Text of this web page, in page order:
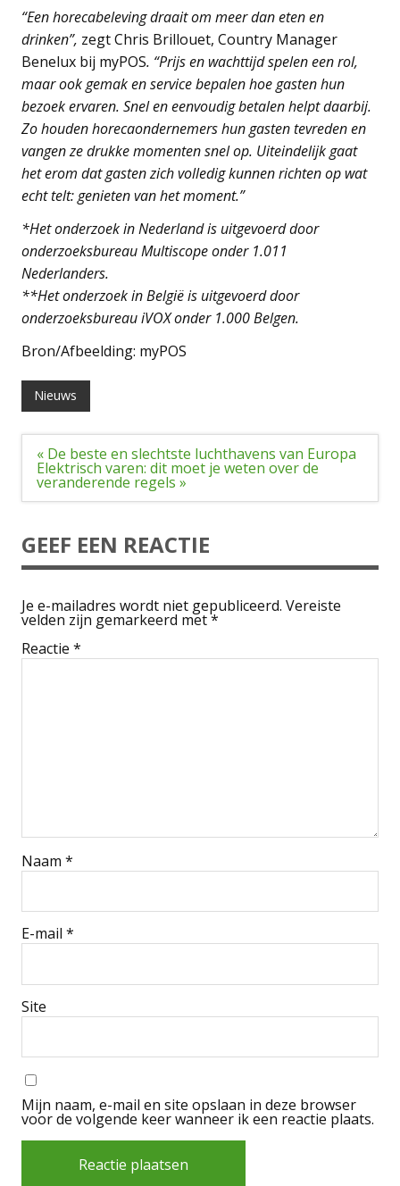
“Een horecabeleving draait om meer dan eten en
drinken”, zegt Chris Brillouet, Country Manager
Benelux bij myPOS. “Prijs en wachttijd spelen een rol,
maar ook gemak en service bepalen hoe gasten hun
bezoek ervaren. Snel en eenvoudig betalen helpt daarbij.
Zo houden horecaondernemers hun gasten tevreden en
vangen ze drukke momenten snel op. Uiteindelijk gaat
het erom dat gasten zich volledig kunnen richten op wat
echt telt: genieten van het moment.”
*Het onderzoek in Nederland is uitgevoerd door
onderzoeksbureau Multiscope onder 1.011
Nederlanders.
**Het onderzoek in België is uitgevoerd door
onderzoeksbureau iVOX onder 1.000 Belgen.
Bron/Afbeelding: myPOS
Nieuws
Bericht
navigatie
« De beste en slechtste luchthavens van Europa
Elektrisch varen: dit moet je weten over de
veranderende regels »
GEEF EEN REACTIE
Je e-mailadres wordt niet gepubliceerd. Vereiste
velden zijn gemarkeerd met*
Reactie *
Naam *
E-mail *
Site
Mijn naam, e-mail en site opslaan in deze browser
voor de volgende keer wanneer ik een reactie plaats.